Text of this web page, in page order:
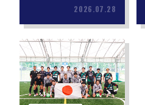
2026.07.28